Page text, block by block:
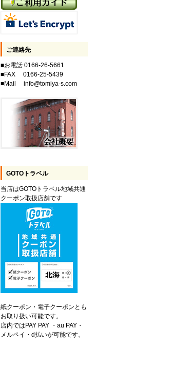
ご連絡先
■お電話 0166-26-5661
■FAX 0166-25-5439
■Mail info@tomiya-s.com
GOTOトラベル
当店はGOTOトラベル地域共通
クーポン取扱店舗です
紙クーポン・電子クーポンとも
お取り扱い可能です。
店内ではPAY PAY ・au PAY・
メルペイ・d払いが可能です。